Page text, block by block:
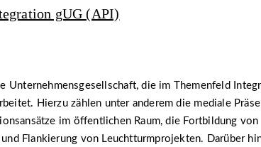
gUG (API)
Unternehmensgesellschaft, die im Themenfeld
Hierzu zählen unter anderem die mediale
im öffentlichen Raum, die Fortbildung von
Flankierung von Leuchtturmprojekten. Darüber